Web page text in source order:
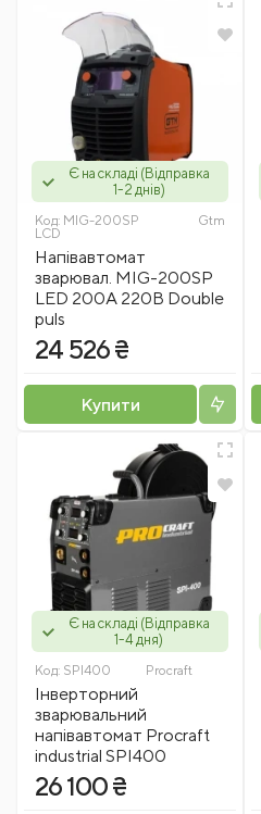
Є на складі (Відправка
1-2 днів)
Код: MIG-200SP
LCD
Gtm
Напівавтомат
зварювал. MIG-200SP
LED 200A 220В Double
puls
24 526 ₴
Купити
Є на складі (Відправка
1-4 дня)
Код: SPI400 Procraft
Інверторний
зварювальний
напівавтомат Procraft
industrial SPI400
26 100 ₴